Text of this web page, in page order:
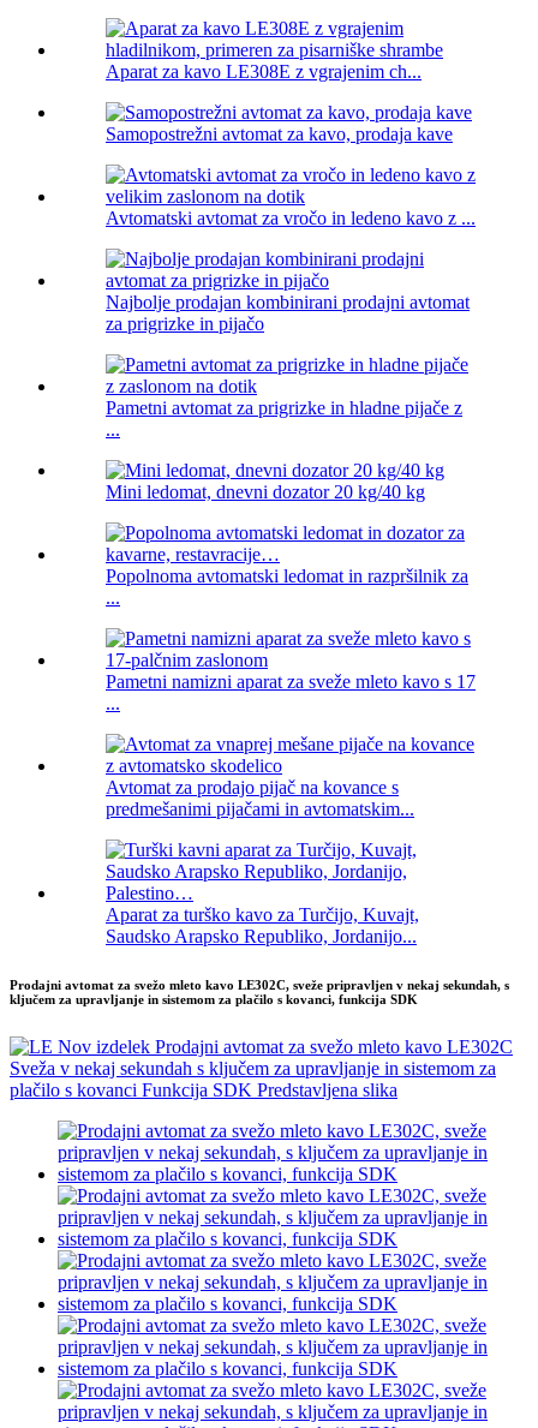
Aparat za kavo LE308E z vgrajenim ch...
Samopostrežni avtomat za kavo, prodaja kave
Avtomatski avtomat za vročo in ledeno kavo z ...
Najbolje prodajan kombinirani prodajni avtomat
za prigrizke in pijačo
Pametni avtomat za prigrizke in hladne pijače z
...
Mini ledomat, dnevni dozator 20 kg/40 kg
Popolnoma avtomatski ledomat in razpršilnik za
...
Pametni namizni aparat za sveže mleto kavo s 17
...
Avtomat za prodajo pijač na kovance s
predmešanimi pijačami in avtomatskim...
Aparat za turško kavo za Turčijo, Kuvajt,
Saudsko Arapsko Republiko, Jordanijo...
Prodajni avtomat za svežo mleto kavo LE302C, sveže pripravljen v nekaj sekundah, s
ključem za upravljanje in sistemom za plačilo s kovanci, funkcija SDK